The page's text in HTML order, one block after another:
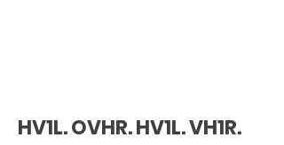
HV1L. OVHR. HV1L. VH1R.